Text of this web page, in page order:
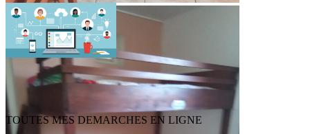
TOUTES MES DEMARCHES EN LIGNE